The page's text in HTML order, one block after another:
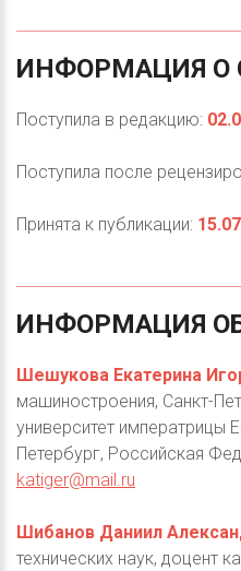
ИНФОРМАЦИЯ О
Поступила в редакцию:
Поступила после
Принята к публикации:
ИНФОРМАЦИЯ
Шешукова Екатерина
машиностроения, Санкт-
университет императрицы
Петербург, Российская
katiger@mail.ru
Шибанов Даниил
технических наук, доцент